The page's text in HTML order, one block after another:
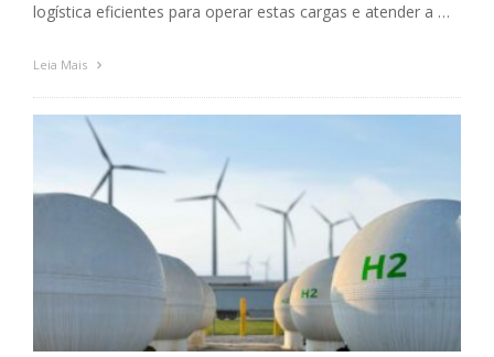
logística eficientes para operar estas cargas e atender a …
Leia Mais